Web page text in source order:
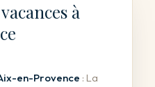
à
en-Provence : La